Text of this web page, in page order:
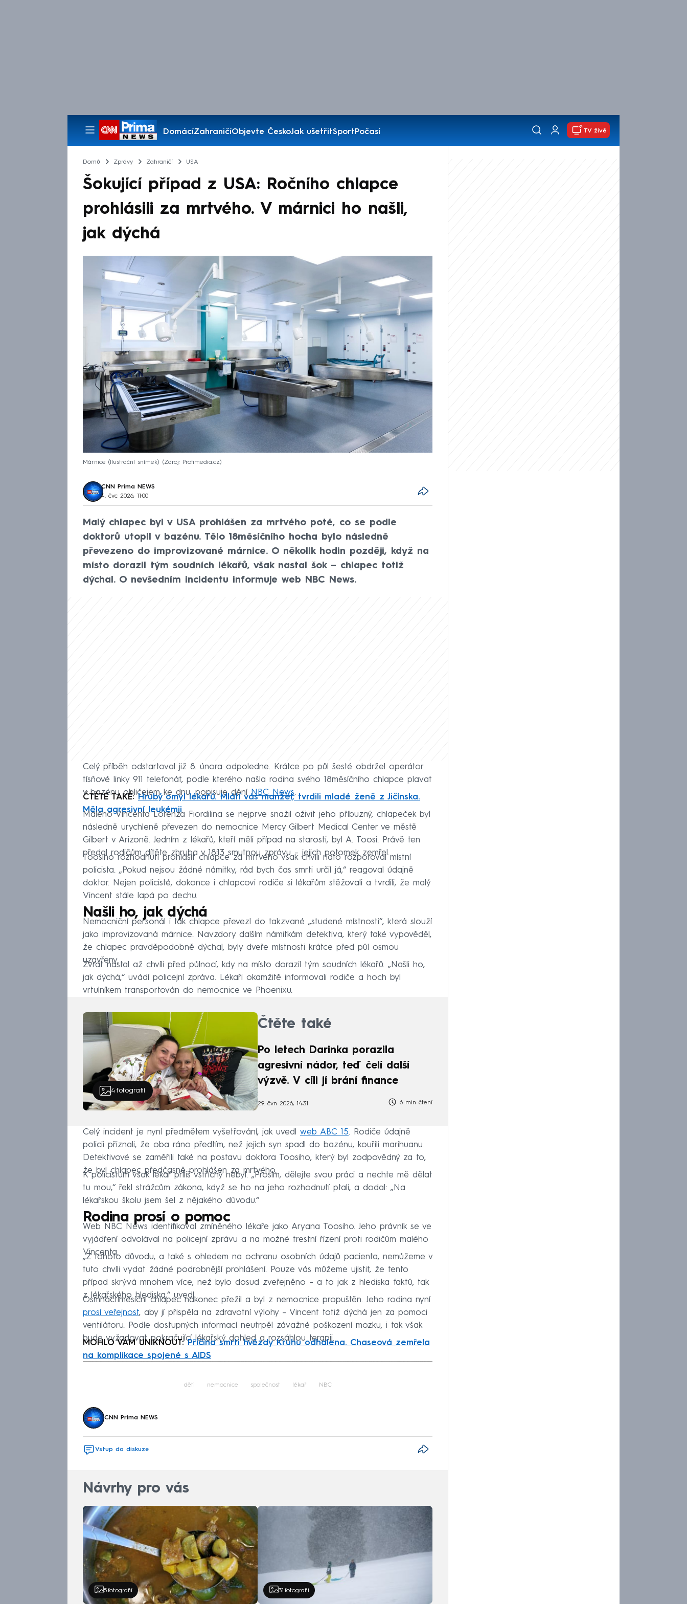
DomácíZahraničíObjevte ČeskoJak ušetřitSportPočasí
Pořady
TV živě
Domů Zprávy Zahraničí USA
Šokující případ z USA: Ročního chlapce
prohlásili za mrtvého. V márnici ho našli,
jak dýchá
Márnice (Ilustrační snímek) Zdroj: Profimedia.cz
CNN Prima NEWS
4. čvc 2026, 11:00
Malý chlapec byl v USA prohlášen za mrtvého poté, co se podle
doktorů utopil v bazénu. Tělo 18měsíčního hocha bylo následně
převezeno do improvizované márnice. O několik hodin později, když na
místo dorazil tým soudních lékařů, však nastal šok – chlapec totiž
dýchal. O nevšedním incidentu informuje web NBC News.
Celý příběh odstartoval již 8. února odpoledne. Krátce po půl šesté obdržel operátor
tísňové linky 911 telefonát, podle kterého našla rodina svého 18měsíčního chlapce plavat
v bazénu obličejem ke dnu, popisuje dění NBC News.
ČTĚTE TAKÉ:Hrubý omyl lékařů. Mlátí vás manžel, tvrdili mladé ženě z Jičínska.
Měla agresivní leukémii
Malého Vincenta Lorenza Fiordilina se nejprve snažil oživit jeho příbuzný, chlapeček byl
následně urychleně převezen do nemocnice Mercy Gilbert Medical Center ve městě
Gilbert v Arizoně. Jedním z lékařů, kteří měli případ na starosti, byl A. Toosi. Právě ten
předal rodičům dítěte zhruba v 18:13 smutnou zprávu – jejich potomek zemřel.
Toosiho rozhodnutí prohlásit chlapce za mrtvého však chvíli nato rozporoval místní
policista. „Pokud nejsou žádné námitky, rád bych čas smrti určil já,“ reagoval údajně
doktor. Nejen policisté, dokonce i chlapcovi rodiče si lékařům stěžovali a tvrdili, že malý
Vincent stále lapá po dechu.
Našli ho, jak dýchá
Nemocniční personál i tak chlapce převezl do takzvané „studené místnosti“, která slouží
jako improvizovaná márnice. Navzdory dalším námitkám detektiva, který také vypověděl,
že chlapec pravděpodobně dýchal, byly dveře místnosti krátce před půl osmou
uzavřeny.
Zvrat nastal až chvíli před půlnocí, kdy na místo dorazil tým soudních lékařů. „Našli ho,
jak dýchá,“ uvádí policejní zpráva. Lékaři okamžitě informovali rodiče a hoch byl
vrtulníkem transportován do nemocnice ve Phoenixu.
4 fotografií
Čtěte také
Po letech Darinka porazila
agresivní nádor, teď čelí další
výzvě. V cíli jí brání finance
29. čvn 2026, 14:31 6 min čtení
Celý incident je nyní předmětem vyšetřování, jak uvedl web ABC 15. Rodiče údajně
policii přiznali, že oba ráno předtím, než jejich syn spadl do bazénu, kouřili marihuanu.
Detektivové se zaměřili také na postavu doktora Toosiho, který byl zodpovědný za to,
že byl chlapec předčasně prohlášen za mrtvého.
K policistům však lékař příliš vstřícný nebyl. „Prosím, dělejte svou práci a nechte mě dělat
tu mou,“ řekl strážcům zákona, když se ho na jeho rozhodnutí ptali, a dodal: „Na
lékařskou školu jsem šel z nějakého důvodu.“
Rodina prosí o pomoc
Web NBC News identifikoval zmíněného lékaře jako Aryana Toosiho. Jeho právník se ve
vyjádření odvolával na policejní zprávu a na možné trestní řízení proti rodičům malého
Vincenta.
„Z tohoto důvodu, a také s ohledem na ochranu osobních údajů pacienta, nemůžeme v
tuto chvíli vydat žádné podrobnější prohlášení. Pouze vás můžeme ujistit, že tento
případ skrývá mnohem více, než bylo dosud zveřejněno – a to jak z hlediska faktů, tak
z lékařského hlediska,“ uvedl.
Osmnáctiměsíční chlapec nakonec přežil a byl z nemocnice propuštěn. Jeho rodina nyní
prosí veřejnost, aby jí přispěla na zdravotní výlohy – Vincent totiž dýchá jen za pomoci
ventilátoru. Podle dostupných informací neutrpěl závažné poškození mozku, i tak však
bude vyžadovat pokračující lékařský dohled a rozsáhlou terapii.
MOHLO VÁM UNIKNOUT:Příčina smrti hvězdy Kruhu odhalena. Chaseová zemřela
na komplikace spojené s AIDS
děti nemocnice společnost lékař NBC
CNN Prima NEWS
Vstup do diskuze
Návrhy pro vás
5 fotografií 31 fotografií